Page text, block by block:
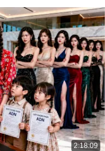
2:18:09